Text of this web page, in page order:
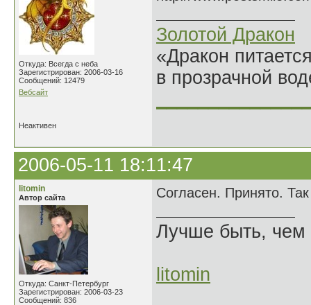
Откуда: Всегда с неба
Зарегистрирован: 2006-03-16
Сообщений: 12479
Вебсайт
Золотой Дракон
«Дракон
в прозрачной
Неактивен
2006-05-11 18:11:47
litomin
Автор сайта
Откуда: Санкт-Петербург
Зарегистрирован: 2006-03-23
Сообщений: 836
Согласен. Принято.
Лучше быть, чем
litomin